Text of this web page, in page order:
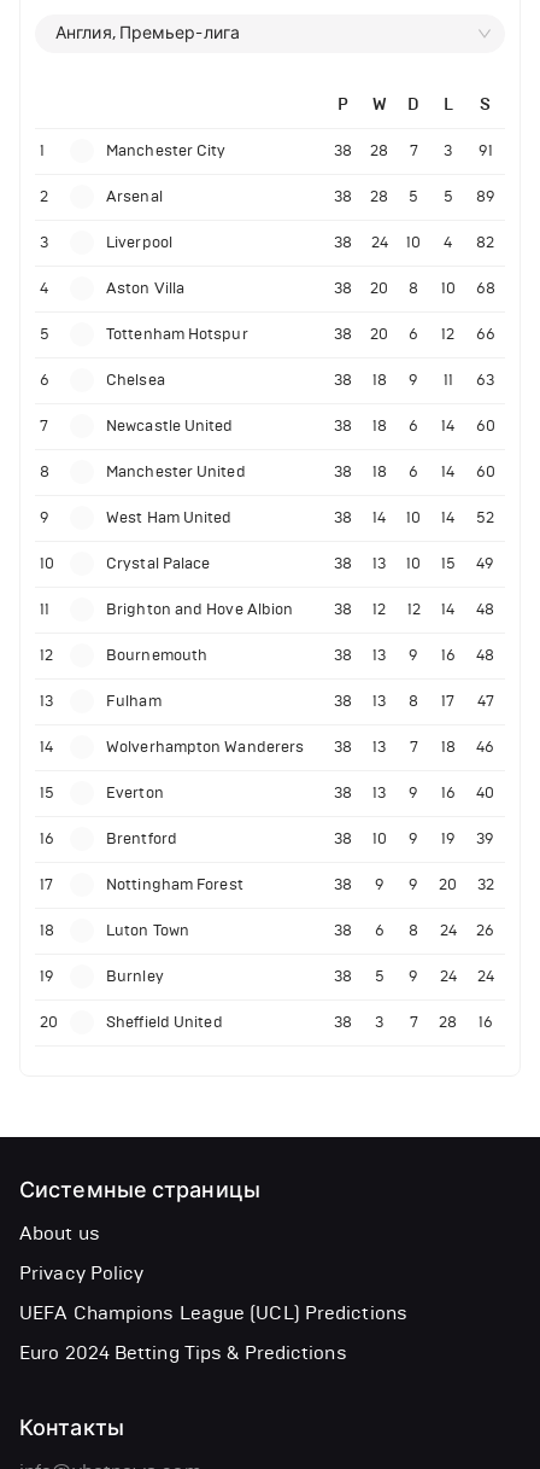
Англия, Премьер-лига
P W D L S
1 Manchester City 38 28 7 3 91
2 Arsenal 38 28 5 5 89
3 Liverpool 38 24 10 4 82
4 Aston Villa 38 20 8 10 68
5 Tottenham Hotspur 38 20 6 12 66
6 Chelsea 38 18 9 11 63
7 Newcastle United 38 18 6 14 60
8 Manchester United 38 18 6 14 60
9 West Ham United 38 14 10 14 52
10 Crystal Palace 38 13 10 15 49
11 Brighton and Hove Albion 38 12 12 14 48
12 Bournemouth 38 13 9 16 48
13 Fulham 38 13 8 17 47
14 Wolverhampton Wanderers 38 13 7 18 46
15 Everton 38 13 9 16 40
16 Brentford 38 10 9 19 39
17 Nottingham Forest 38 9 9 20 32
18 Luton Town 38 6 8 24 26
19 Burnley 38 5 9 24 24
20 Sheffield United 38 3 7 28 16
Системные страницы
About us
Privacy Policy
UEFA Champions League (UCL) Predictions
Euro 2024 Betting Tips & Predictions
Контакты